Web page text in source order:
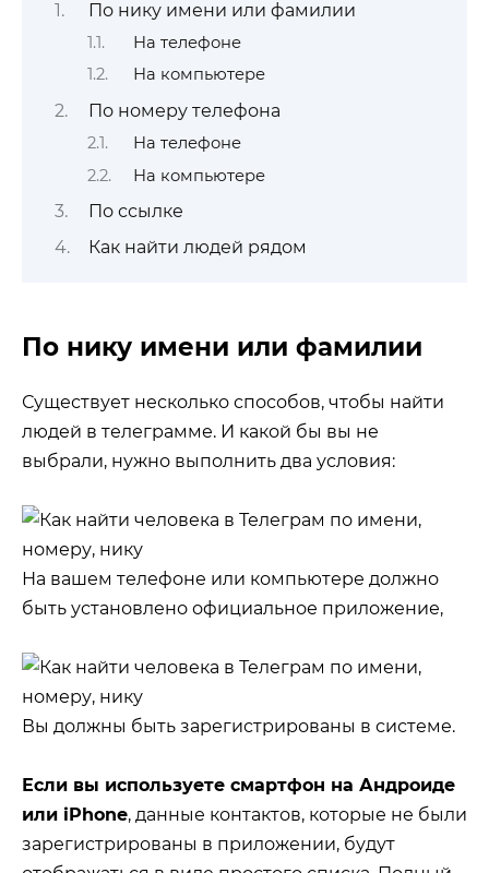
По нику имени или фамилии
На телефоне
На компьютере
По номеру телефона
На телефоне
На компьютере
По ссылке
Как найти людей рядом
По нику имени или фамилии
Существует несколько способов, чтобы найти
людей в телеграмме. И какой бы вы не
выбрали, нужно выполнить два условия:
На вашем телефоне или компьютере должно
быть установлено официальное приложение,
Вы должны быть зарегистрированы в системе.
Если вы используете смартфон на Андроиде
или iPhone, данные контактов, которые не были
зарегистрированы в приложении, будут